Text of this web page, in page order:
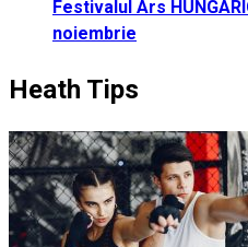
Festivalul Ars
noiembrie
Heath Tips